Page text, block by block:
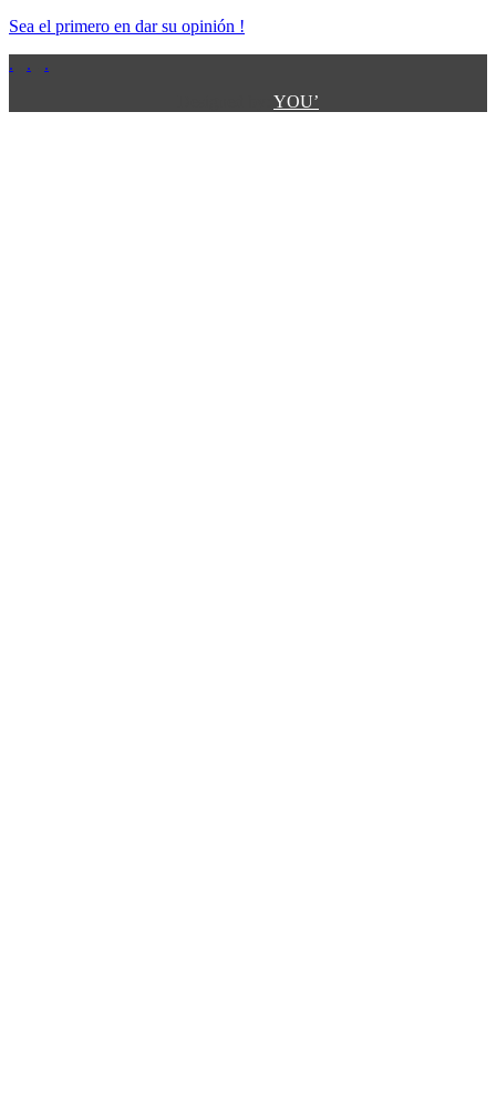
Sea el primero en dar su opinión !
.
.
.
YOU’